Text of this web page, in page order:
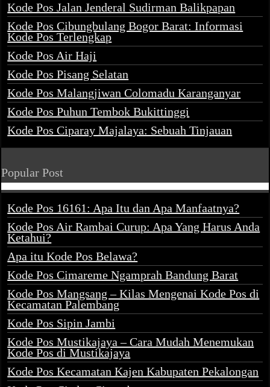
Kode Pos Jalan Jenderal Sudirman Balikpapan
Kode Pos Cibungbulang Bogor Barat: Informasi
Kode Pos Terlengkap
Kode Pos Air Haji
Kode Pos Pisang Selatan
Kode Pos Malangjiwan Colomadu Karanganyar
Kode Pos Puhun Tembok Bukittinggi
Kode Pos Ciparay Majalaya: Sebuah Tinjauan
Popular Post
Kode Pos 16161: Apa Itu dan Apa Manfaatnya?
Kode Pos Air Rambai Curup: Apa Yang Harus Anda
Ketahui?
Apa itu Kode Pos Belawa?
Kode Pos Cimareme Ngamprah Bandung Barat
Kode Pos Mangsang – Kilas Mengenai Kode Pos di
Kecamatan Palembang
Kode Pos Sipin Jambi
Kode Pos Mustikajaya – Cara Mudah Menemukan
Kode Pos di Mustikajaya
Kode Pos Kecamatan Kajen Kabupaten Pekalongan